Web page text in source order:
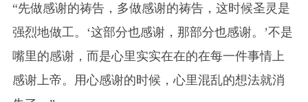
“先做感谢的祷告，多做感谢的祷告，这时候圣灵是
强烈地做工。‘这部分也感谢，那部分也感谢。’不是
嘴里的感谢，而是心里实实在在的在每一件事情上
感谢上帝。用心感谢的时候，心里混乱的想法就消